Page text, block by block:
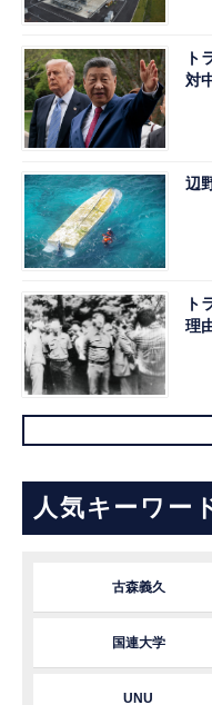
ト
対
辺
ト
理
人気キーワー
古森義久
国連大学
UNU